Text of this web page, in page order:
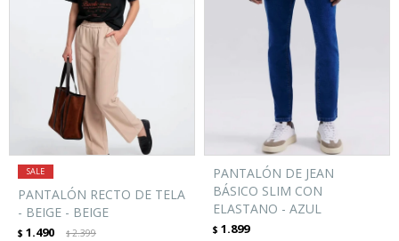
PANTALÓN RECTO DE TELA
- BEIGE - BEIGE
$ 1.490 $2.399
PANTALÓN DE JEAN
BÁSICO SLIM CON
ELASTANO - AZUL
$ 1.899